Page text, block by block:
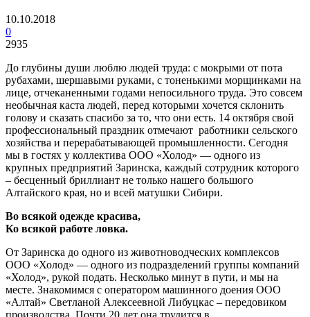
10.10.2018
0
2935
До глубины души люблю людей труда: с мокрыми от пота
рубахами, шершавыми руками, с тоненькими морщинками на
лице, отчеканенными годами непосильного труда. Это совсем
необычная каста людей, перед которыми хочется склонить
голову и сказать спасибо за то, что они есть. 14 октября свой
профессиональный праздник отмечают работники сельского
хозяйства и перерабатывающей промышленности. Сегодня
мы в гостях у коллектива ООО «Холод» — одного из
крупных предприятий Заринска, каждый сотрудник которого
– бесценный бриллиант не только нашего большого
Алтайского края, но и всей матушки Сибири.
Во всякой одежде красива,
Ко всякой работе ловка.
От Заринска до одного из животноводческих комплексов
ООО «Холод» — одного из подразделений группы компаний
«Холод», рукой подать. Несколько минут в пути, и мы на
месте. Знакомимся с оператором машинного доения ООО
«Алтай» Светланой Алексеевной Либуцкас – передовиком
производства. Почти 20 лет она трудится в